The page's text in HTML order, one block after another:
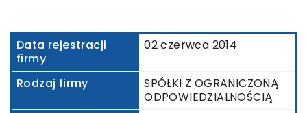
Data rejestracji
firmy
02 czerwca 2014
Rodzaj firmy
SPÓŁKI Z OGRANICZONĄ
ODPOWIEDZIALNOŚCIĄ